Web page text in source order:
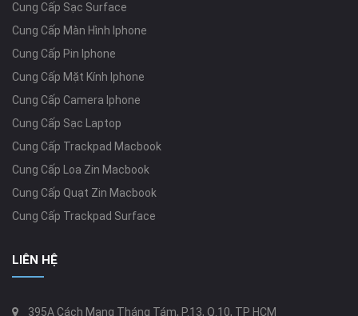
Cung Cấp Sạc Surface
Cung Cấp Màn Hình Iphone
Cung Cấp Pin Iphone
Cung Cấp Mặt Kính Iphone
Cung Cấp Camera Iphone
Cung Cấp Sạc Laptop
Cung Cấp Trackpad Macbook
Cung Cấp Loa Zin Macbook
Cung Cấp Quạt Zin Macbook
Cung Cấp Trackpad Surface
LIÊN HỆ
395A Cách Mạng Tháng Tám, P.13, Q.10, TP HCM